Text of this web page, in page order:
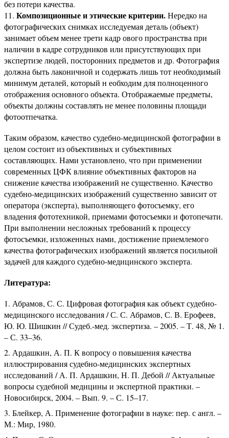
без потери качества.
11. Композиционные и этические критерии.Нередко на
фотографических снимках исследуемая деталь (объект)
занимает объем менее трети кадр ового пространства при
наличии в кадре сотрудников или присутствующих при
экспертизе людей, посторонних предметов и др. Фотография
должна быть лаконичной и содержать лишь тот необходимый
минимум деталей, который н еобходим для полноценного
отображения основного объекта. Отображаемые предметы,
объекты должны составлять не менее половины площади
фотоотпечатка.
Таким образом, качество судебно-медицинской фотографии в
целом состоит из объективных и субъективных
составляющих. Нами установлено, что при применении
современных ЦФК влияние объективных факторов на
снижение качества изображений не существенно. Качество
судебно-медицинских изображений существенно зависит от
оператора (эксперта), выполняющего фотосъемку, его
владения фототехникой, приемами фотосъемки и фотопечати.
При выполнении несложных требований к процессу
фотосъемки, изложенных нами, достижение приемлемого
качества фотографических изображений является посильной
задачей для каждого судебно-медицинского эксперта.
Литература:
Абрамов, С. С. Цифровая фотография как объект судебно-
медицинского исследования / С. С. Абрамов, С. В. Ерофеев,
Ю. Ю. Шишкин // Судеб.-мед. экспертиза. – 2005. – Т. 48, № 1.
– С. 33–36.
Ардашкин, А. П. К вопросу о повышения качества
иллюстрирования судебно-медицинских экспертных
исследований / А. П. Ардашкин, Н. П. Дебой // Актуальные
вопросы судебной медицины и экспертной практики. –
Новосибирск, 2004. – Вып. 9. – С. 15–17.
Блейкер, А. Применение фотографии в науке: пер. с англ. –
М.: Мир, 1980.